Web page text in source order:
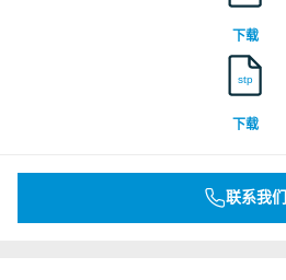
下载
stp
下载
联系我们